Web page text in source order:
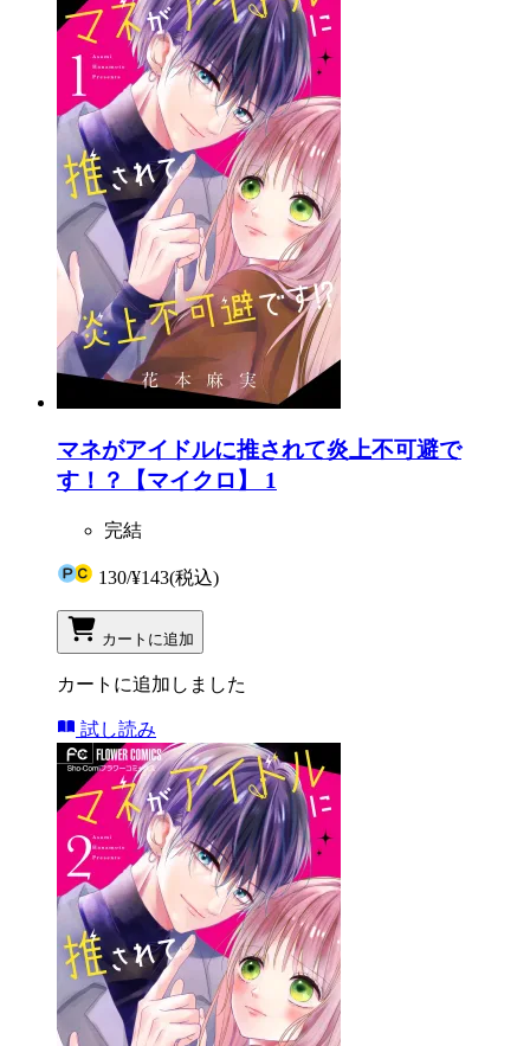
マネがアイドルに推されて炎上不可避で
す！？【マイクロ】 1
完結
130/¥143(税込)
カートに追加
カートに追加しました
試し読み